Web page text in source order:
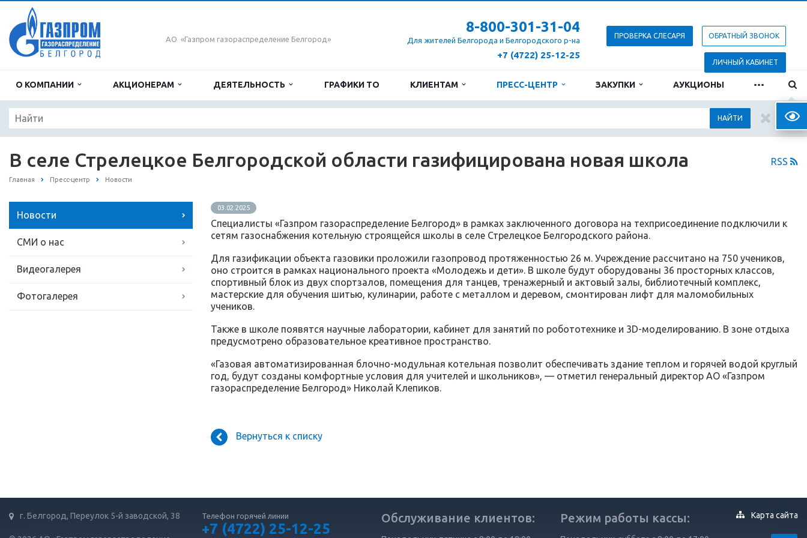
АО «Газпром газораспределение Белгород»
8-800-301-31-04
Для жителей Белгорода и Белгородского р-на
+7 (4722) 25-12-25
ПРОВЕРКА СЛЕСАРЯ ОБРАТНЫЙ ЗВОНОК
ЛИЧНЫЙ КАБИНЕТ
О КОМПАНИИ АКЦИОНЕРАМ ДЕЯТЕЛЬНОСТЬ ГРАФИКИ ТО КЛИЕНТАМ ПРЕСС-ЦЕНТР ЗАКУПКИ АУКЦИОНЫ ...
НАЙТИ
RSS
В селе Стрелецкое Белгородской области газифицирована новая школа
Главная Пресс-центр Новости
Новости
СМИ о нас
Видеогалерея
Фотогалерея
03.02.2025
Специалисты «Газпром газораспределение Белгород» в рамках заключенного договора на техприсоединение подключили к
сетям газоснабжения котельную строящейся школы в селе Стрелецкое Белгородского района.
Для газификации объекта газовики проложили газопровод протяженностью 26 м. Учреждение рассчитано на 750 учеников,
оно строится в рамках национального проекта «Молодежь и дети». В школе будут оборудованы 36 просторных классов,
спортивный блок из двух спортзалов, помещения для танцев, тренажерный и актовый залы, библиотечный комплекс,
мастерские для обучения шитью, кулинарии, работе с металлом и деревом, смонтирован лифт для маломобильных
учеников.
Также в школе появятся научные лаборатории, кабинет для занятий по робототехнике и 3D-моделированию. В зоне отдыха
предусмотрено образовательное креативное пространство.
«Газовая автоматизированная блочно-модульная котельная позволит обеспечивать здание теплом и горячей водой круглый
год, будут созданы комфортные условия для учителей и школьников», — отметил генеральный директор АО «Газпром
газораспределение Белгород» Николай Клепиков.
Вернуться к списку
г. Белгород, Переулок 5-й заводской, 38 Телефон горячей линии
+7 (4722) 25-12-25
Обслуживание клиентов: Режим работы кассы: Карта сайта